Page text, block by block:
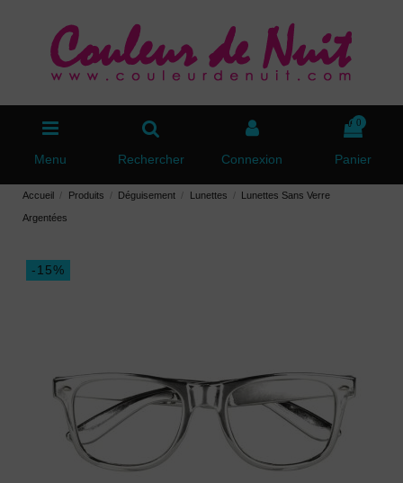
Menu Rechercher Connexion
0
Panier
Accueil Produits Déguisement Lunettes Lunettes Sans Verre
Argentées
-15%